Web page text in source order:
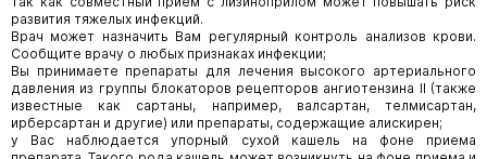
развития тяжелых инфекций.
Врач может назначить Вам регулярный контроль анализов крови.
Сообщите врачу о любых признаках инфекции;
Вы принимаете препараты для лечения высокого артериального
давления из группы блокаторов рецепторов ангиотензина II (также
известные как сартаны, например, валсартан, телмисартан,
ирберсартан и другие) или препараты, содержащие алискирен;
у Вас наблюдается упорный сухой кашель на фоне приема